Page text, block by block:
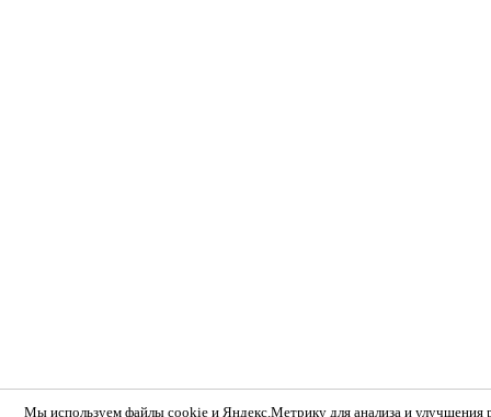
Мы используем файлы cookie и Яндекс.Метрику для анализа и улучшения